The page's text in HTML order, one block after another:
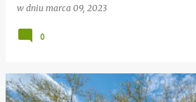
w dniu marca 09, 2023
0